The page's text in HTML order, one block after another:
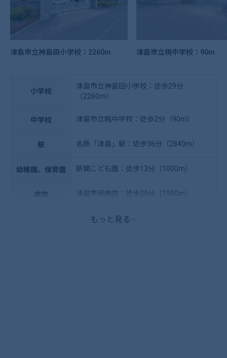
津島市立神島田小学校：2260m 津島市立暁中学校：90m
小学校
津島市立神島田小学校：徒歩29分
（2260m）
中学校 津島市立暁中学校：徒歩2分（90m）
駅 名鉄「津島」駅：徒歩36分（2840m）
幼稚園、保育園 新開こども園：徒歩13分（1000m）
病院 津島市民病院：徒歩25分（1950m）
もっと見る